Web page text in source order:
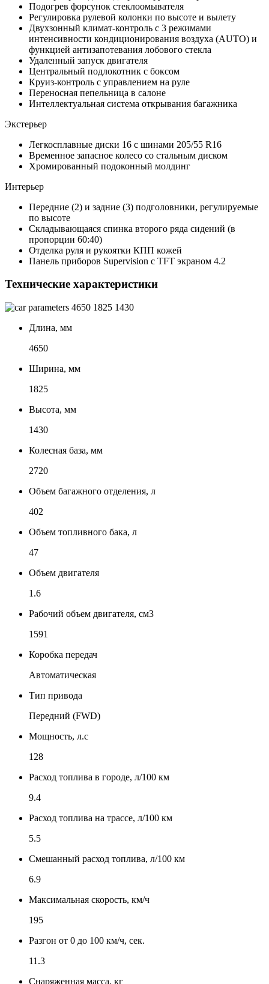
Подогрев форсунок стеклоомывателя
Регулировка рулевой колонки по высоте и вылету
Двухзонный климат-контроль с 3 режимами
интенсивности кондиционирования воздуха (AUTO) и
функцией антизапотевания лобового стекла
Удаленный запуск двигателя
Центральный подлокотник с боксом
Круиз-контроль с управлением на руле
Переносная пепельница в салоне
Интеллектуальная система открывания багажника
Экстерьер
Легкосплавные диски 16 с шинами 205/55 R16
Временное запасное колесо со стальным диском
Хромированный подоконный молдинг
Интерьер
Передние (2) и задние (3) подголовники, регулируемые
по высоте
Складывающаяся спинка второго ряда сидений (в
пропорции 60:40)
Отделка руля и рукоятки КПП кожей
Панель приборов Supervision с TFT экраном 4.2
Технические характеристики
4650 1825 1430
Длина, мм
4650
Ширина, мм
1825
Высота, мм
1430
Колесная база, мм
2720
Объем багажного отделения, л
402
Объем топливного бака, л
47
Объем двигателя
1.6
Рабочий объем двигателя, см3
1591
Коробка передач
Автоматическая
Тип привода
Передний (FWD)
Мощность, л.с
128
Расход топлива в городе, л/100 км
9.4
Расход топлива на трассе, л/100 км
5.5
Смешанный расход топлива, л/100 км
6.9
Максимальная скорость, км/ч
195
Разгон от 0 до 100 км/ч, сек.
11.3
Снаряженная масса, кг